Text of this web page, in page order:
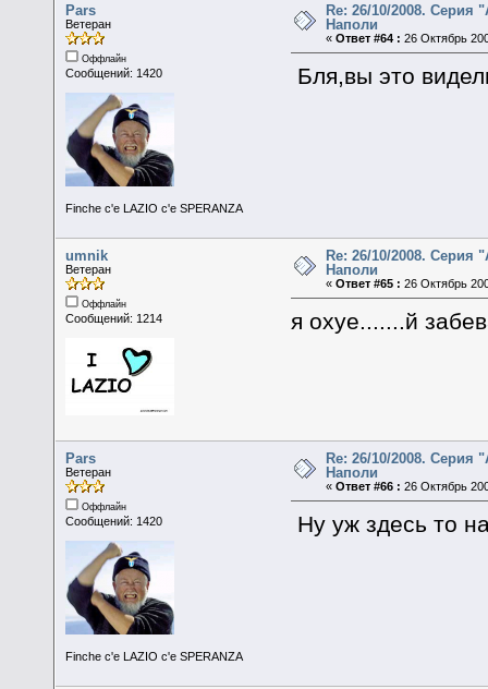
Pars
Ветеран
Оффлайн
Сообщений: 1420
Finche c'e LAZIO c'e SPERANZA
Re: 26/10/2008.
Наполи
«Ответ #64 : 26 Октябрь
Бля,вы это
umnik
Ветеран
Оффлайн
Сообщений: 1214
Re: 26/10/2008.
Наполи
«Ответ #65 : 26 Октябрь
я охуе.......й
Pars
Ветеран
Оффлайн
Сообщений: 1420
Finche c'e LAZIO c'e SPERANZA
Re: 26/10/2008.
Наполи
«Ответ #66 : 26 Октябрь
Ну уж здесь то